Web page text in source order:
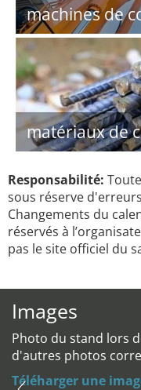
machines de
matériaux de
Responsabilité:
sous réserve
Changements du
réservés à
pas le site officiel du
Images
Photo du stand lors
d'autres photos
Téléharger une